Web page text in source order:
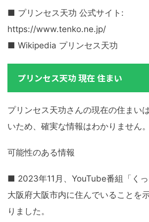
■ プリンセス天功 公式サイト:
https://www.tenko.ne.jp/
■ Wikipedia プリンセス天功
プリンセス天功 現在 住まい
プリンセス天功さんの現在の住まい
いため、確実な情報はわかりません。
可能性のある情報
■ 2023年11月、YouTube番組「くっ
大阪府大阪市内に住んでいることを
りました。